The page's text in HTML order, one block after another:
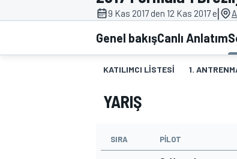
MOTOGP
9 Kas 2017 den 12 Kas 2017 e|
Genel bakışCanlı Anlatım
KATILIMCI LISTESI 1.
YARIŞ
SIRA PILOT